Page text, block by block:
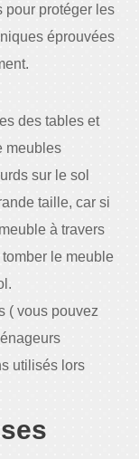
pour protéger les
éprouvées
des tables et
meubles
sur le sol
taille, car si
à travers
le meuble
( vous pouvez
utilisés lors